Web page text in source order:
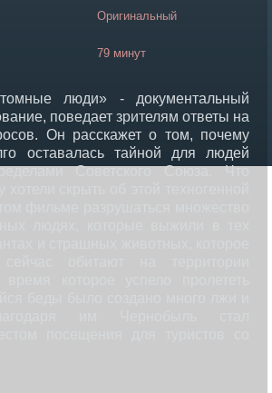
Оригинальный
79 минут
люди» - документальный
поведает зрителям ответы на
Он расскажет о том, почему
оставалась тайной для людей
Советского Союза. Что